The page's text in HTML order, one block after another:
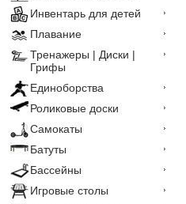
Инвентарь для детей
Плавание
Тренажеры | Диски |
Грифы
Единоборства
Роликовые доски
Самокаты
Батуты
Бассейны
Игровые столы